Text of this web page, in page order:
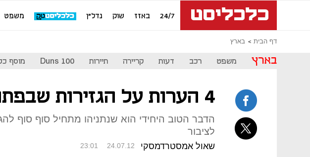
24/7 באזז שוק נדל"ן משפט
דף הבית בארץ
בארץ משפט רכב דעות קריירה תיירות Duns 100 מוסף
4 הערות על הגזירות שבפתח
הדבר הטוב היחידי הוא שנתניהו מתחיל סוף סוף
לציבור
שאול אמסטרדמסקי 23:01 24.07.12